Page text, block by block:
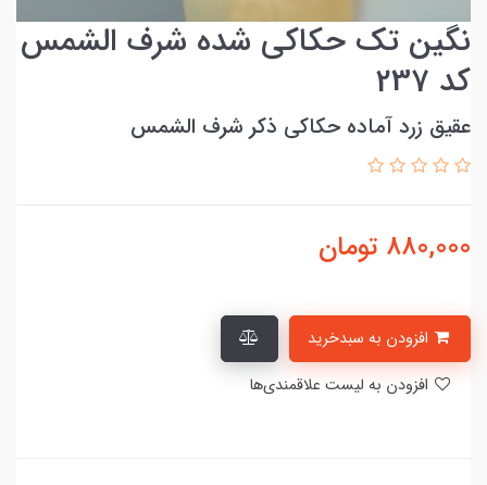
نگین تک حکاکی شده شرف الشمس
کد 237
عقیق زرد آماده حکاکی ذکر شرف الشمس
880,000 تومان